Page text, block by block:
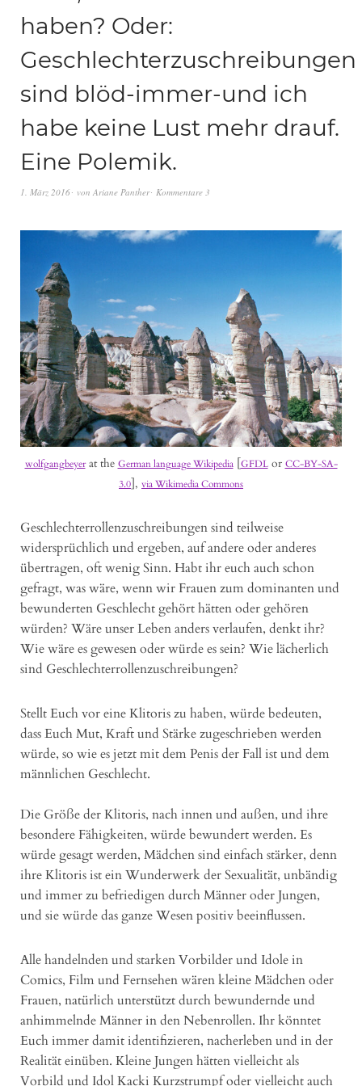
haben? Oder:
Geschlechterzuschreibungen
sind blöd-immer-und ich
habe keine Lust mehr drauf.
Eine Polemik.
1. März 2016 von Ariane Panther Kommentare 3
wolfgangbeyerat the German language Wikipedia[ GFDLor CC-BY-SA-
3.0 ], via Wikimedia Commons
Geschlechterrollenzuschreibungen sind teilweise
widersprüchlich und ergeben, auf andere oder anderes
übertragen, oft wenig Sinn. Habt ihr euch auch schon
gefragt, was wäre, wenn wir Frauen zum dominanten und
bewunderten Geschlecht gehört hätten oder gehören
würden? Wäre unser Leben anders verlaufen, denkt ihr?
Wie wäre es gewesen oder würde es sein? Wie lächerlich
sind Geschlechterrollenzuschreibungen?
Stellt Euch vor eine Klitoris zu haben, würde bedeuten,
dass Euch Mut, Kraft und Stärke zugeschrieben werden
würde, so wie es jetzt mit dem Penis der Fall ist und dem
männlichen Geschlecht.
Die Größe der Klitoris, nach innen und außen, und ihre
besondere Fähigkeiten, würde bewundert werden. Es
würde gesagt werden, Mädchen sind einfach stärker, denn
ihre Klitoris ist ein Wunderwerk der Sexualität, unbändig
und immer zu befriedigen durch Männer oder Jungen,
und sie würde das ganze Wesen positiv beeinflussen.
Alle handelnden und starken Vorbilder und Idole in
Comics, Film und Fernsehen wären kleine Mädchen oder
Frauen, natürlich unterstützt durch bewundernde und
anhimmelnde Männer in den Nebenrollen. Ihr könntet
Euch immer damit identifizieren, nacherleben und in der
Realität einüben. Kleine Jungen hätten vielleicht als
Vorbild und Idol Kacki Kurzstrumpf oder vielleicht auch